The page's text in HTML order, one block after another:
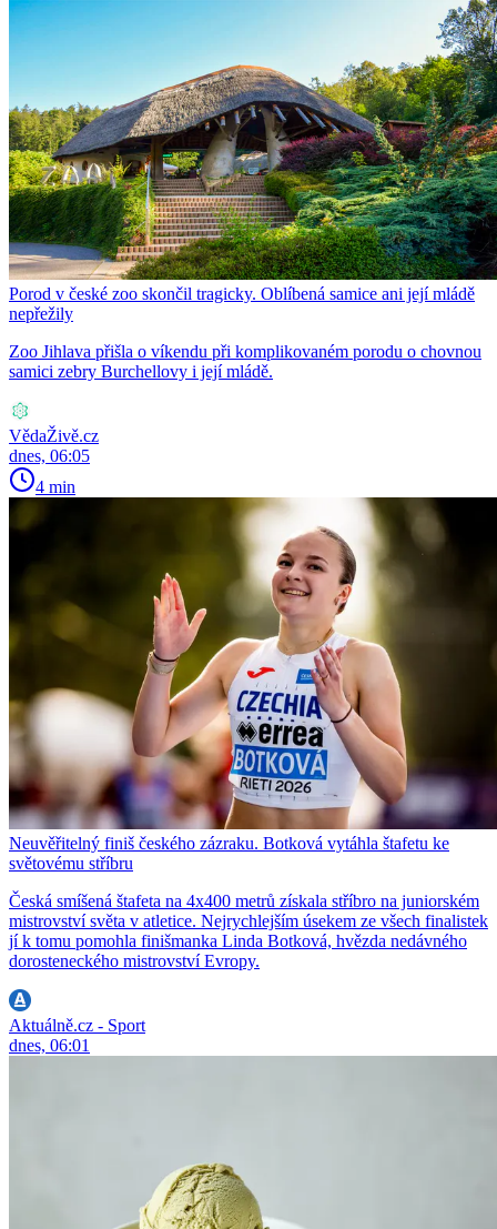
Porod v české zoo skončil tragicky. Oblíbená samice ani její mládě
nepřežily
Zoo Jihlava přišla o víkendu při komplikovaném porodu o chovnou
samici zebry Burchellovy i její mládě.
VědaŽivě.cz
dnes, 06:05
4 min
Neuvěřitelný finiš českého zázraku. Botková vytáhla štafetu ke
světovému stříbru
Česká smíšená štafeta na 4x400 metrů získala stříbro na juniorském
mistrovství světa v atletice. Nejrychlejším úsekem ze všech finalistek
jí k tomu pomohla finišmanka Linda Botková, hvězda nedávného
dorosteneckého mistrovství Evropy.
Aktuálně.cz - Sport
dnes, 06:01